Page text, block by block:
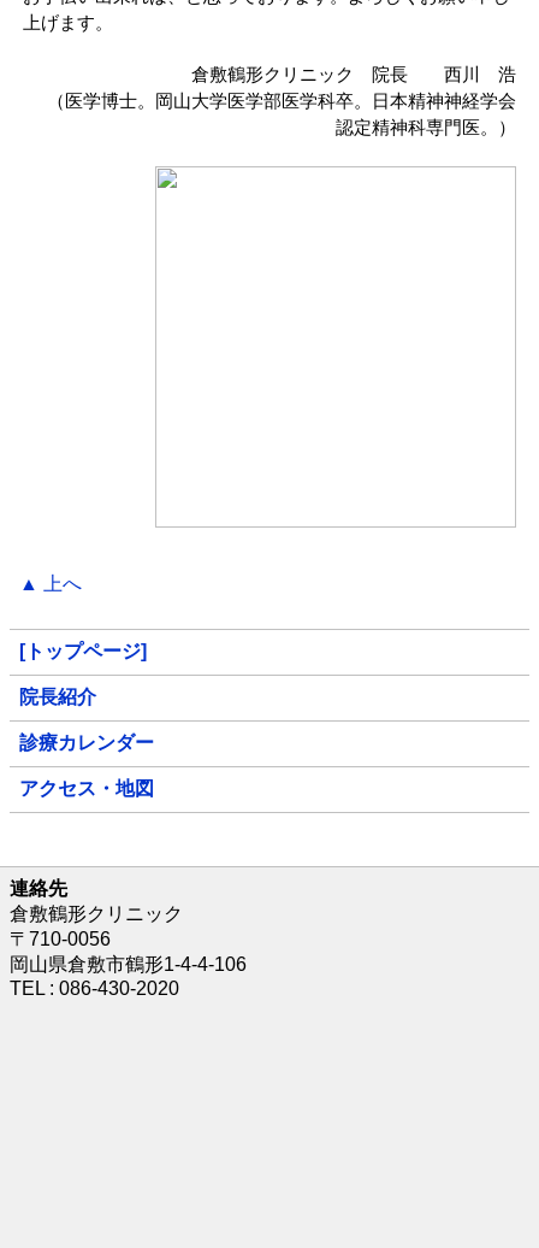
上げます。
倉敷鶴形クリニック 院長 西川 浩
（医学博士。岡山大学医学部医学科卒。日本精神神経学会
認定精神科専門医。）
▲ 上へ
[トップページ]
院長紹介
診療カレンダー
アクセス・地図
連絡先
倉敷鶴形クリニック
〒710-0056
岡山県倉敷市鶴形1-4-4-106
TEL : 086-430-2020